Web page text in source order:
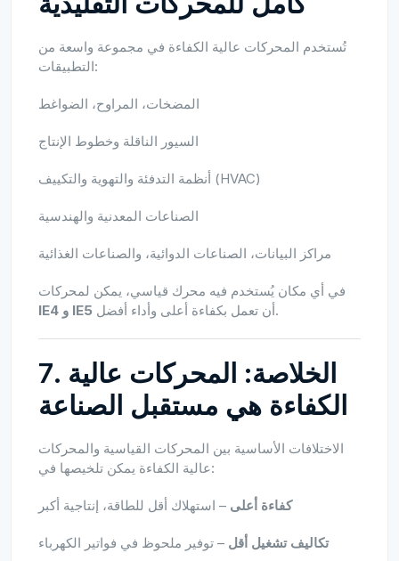
تُستخدم المحركات عالية الكفاءة في مجموعة واسعة من
التطبيقات:
المضخات، المراوح، الضواغط
السيور الناقلة وخطوط الإنتاج
أنظمة التدفئة والتهوية والتكييف (HVAC)
الصناعات المعدنية والهندسية
مراكز البيانات، الصناعات الدوائية، والصناعات الغذائية
في أي مكان يُستخدم فيه محرك قياسي، يمكن لمحركات
IE4 و IE5
أن تعمل بكفاءة أعلى وأداء أفضل.
7. الخلاصة: المحركات عالية
الكفاءة هي مستقبل الصناعة
الاختلافات الأساسية بين المحركات القياسية والمحركات
عالية الكفاءة يمكن تلخيصها في:
كفاءة أعلى – استهلاك أقل للطاقة، إنتاجية أكبر
تكاليف تشغيل أقل – توفير ملحوظ في فواتير الكهرباء